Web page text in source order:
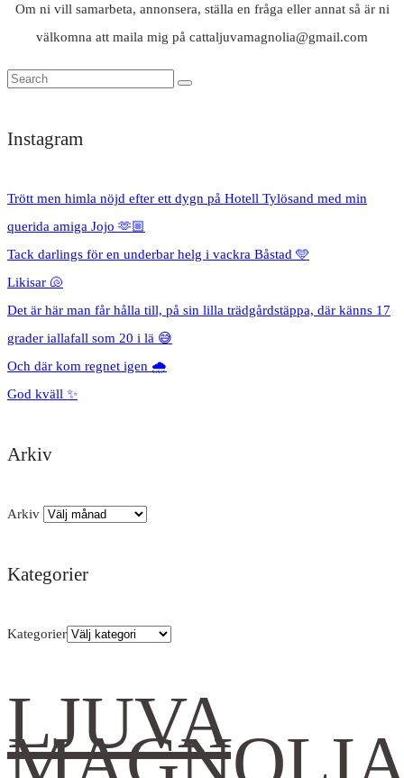
Om ni vill samarbeta, annonsera, ställa en fråga eller annat så är ni
välkomna att maila mig på cattaljuvamagnolia@gmail.com
Instagram
Trött men himla nöjd efter ett dygn på Hotell Tylösand med min
querida amiga Jojo 🫶🏼
Tack darlings för en underbar helg i vackra Båstad 🩵
Likisar 🐚
Det är här man får hålla till, på sin lilla trädgårdstäppa, där känns 17
grader iallafall som 20 i lä 😅
Och där kom regnet igen 🌧️
God kväll ✨
Arkiv
Arkiv
Kategorier
Kategorier
LJUVA